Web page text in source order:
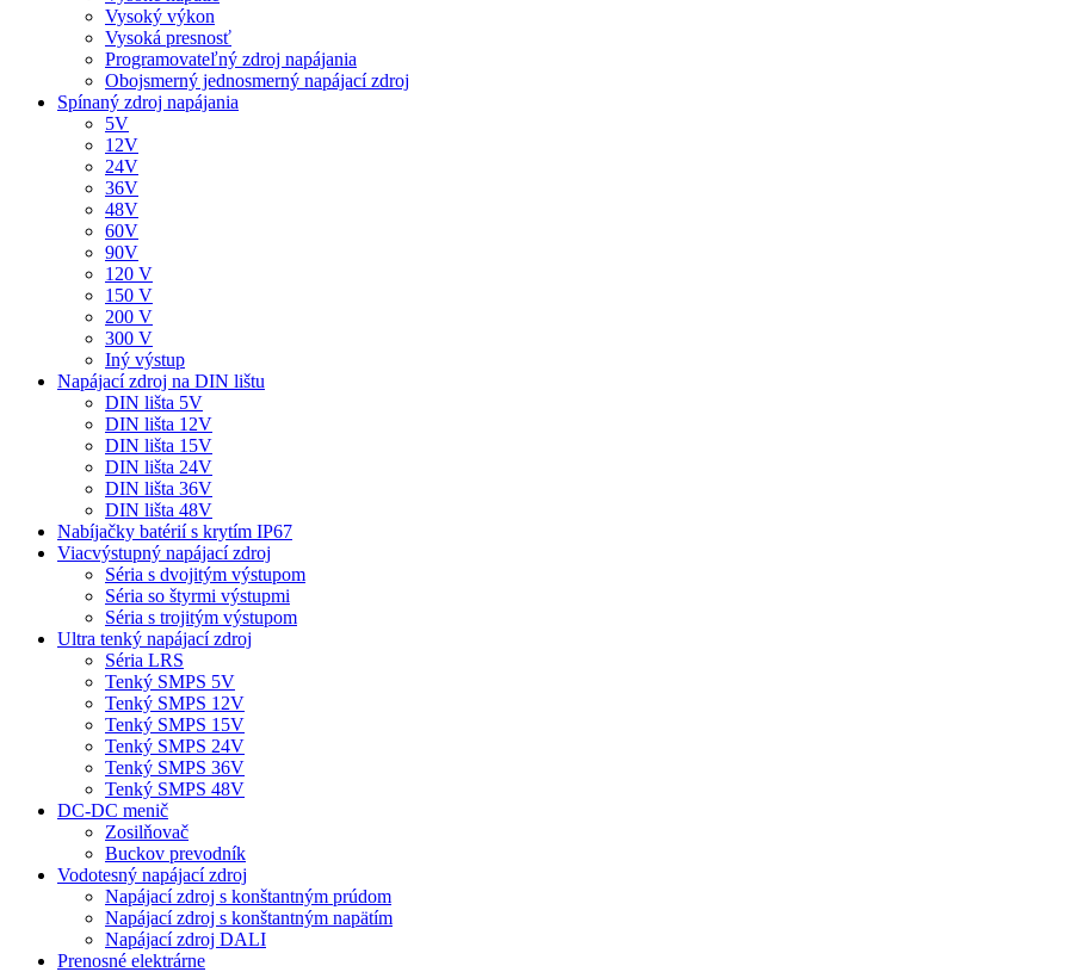
Vysoký výkon
Vysoká presnosť
Programovateľný zdroj napájania
Obojsmerný jednosmerný napájací zdroj
Spínaný zdroj napájania
5V
12V
24V
36V
48V
60V
90V
120 V
150 V
200 V
300 V
Iný výstup
Napájací zdroj na DIN lištu
DIN lišta 5V
DIN lišta 12V
DIN lišta 15V
DIN lišta 24V
DIN lišta 36V
DIN lišta 48V
Nabíjačky batérií s krytím IP67
Viacvýstupný napájací zdroj
Séria s dvojitým výstupom
Séria so štyrmi výstupmi
Séria s trojitým výstupom
Ultra tenký napájací zdroj
Séria LRS
Tenký SMPS 5V
Tenký SMPS 12V
Tenký SMPS 15V
Tenký SMPS 24V
Tenký SMPS 36V
Tenký SMPS 48V
DC-DC menič
Zosilňovač
Buckov prevodník
Vodotesný napájací zdroj
Napájací zdroj s konštantným prúdom
Napájací zdroj s konštantným napätím
Napájací zdroj DALI
Prenosné elektrárne